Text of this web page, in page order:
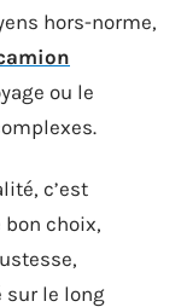
hors-norme,
ou le
c’est
bon choix,
sur le long